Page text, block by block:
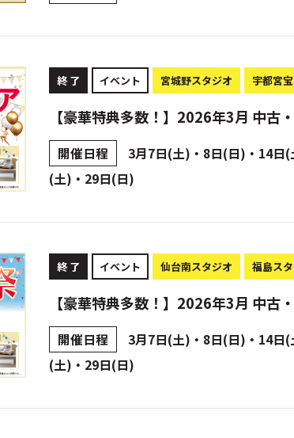
終 了 イベント 宮城野スタジオ 宇都宮
【豪華特典多数！】2026年3月 中
開催日程
3月7日(土)・8日(日)・14日
(土)・29日(日)
終 了 イベント 仙台南スタジオ 福島ス
【豪華特典多数！】2026年3月 中古
開催日程
3月7日(土)・8日(日)・14日
(土)・29日(日)